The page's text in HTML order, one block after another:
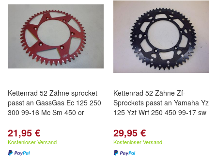
Kettenrad 52 Zähne sprocket
passt an GassGas Ec 125 250
300 99-16 Mc Sm 450 or
21,95 €
Kostenloser Versand
Kettenrad 52 Zähne Zf-
Sprockets passt an Yamaha Yz
125 Yzf Wrf 250 450 99-17 sw
29,95 €
Kostenloser Versand